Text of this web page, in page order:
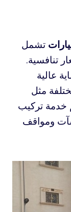
تشمل
تنافسية.
عالية
مثل
خدمة تركيب
ومواقف